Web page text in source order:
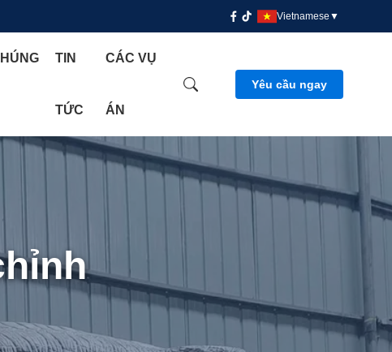
Vietnamese ▼
TIN
TỨC
CÁC VỤ
ÁN
Yêu cầu ngay